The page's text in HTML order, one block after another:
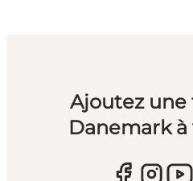
Ajoutez
Danemark